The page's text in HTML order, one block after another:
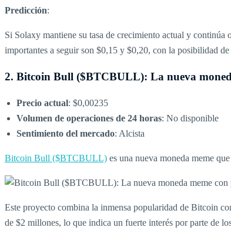
Predicción:
Si Solaxy mantiene su tasa de crecimiento actual y
importantes a seguir son $0,15 y $0,20, con la posibilidad
2. Bitcoin Bull ($BTCBULL): La nueva
Precio actual: $0,00235
Volumen de operaciones de 24 horas: No disponible
Sentimiento del mercado: Alcista
Bitcoin Bull ($BTCBULL) es una nueva moneda meme
Este proyecto combina la inmensa popularidad de Bitcoin
de $2 millones, lo que indica un fuerte interés por parte de